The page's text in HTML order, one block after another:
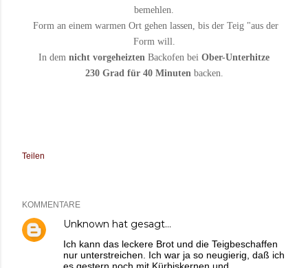
bemehlen.
Form an einem warmen Ort gehen lassen, bis der Teig "aus der
Form will.
In dem nicht vorgeheizten Backofen bei Ober-Unterhitze
230 Grad für 40 Minuten backen.
Teilen
KOMMENTARE
Unknown hat gesagt…
Ich kann das leckere Brot und die Teigbeschaffen
nur unterstreichen. Ich war ja so neugierig, daß ich